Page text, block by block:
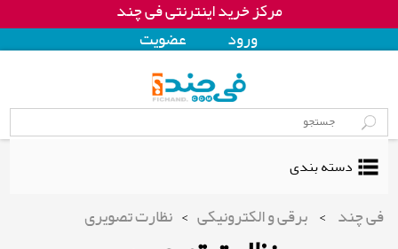
مرکز خرید اینترنتی فی چند
ورود
عضويت
دسته بندی
فی چند > برقی و الکترونیکی > نظارت تصویری